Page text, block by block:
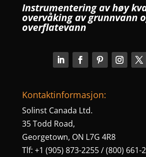
Instrumentering av høy
overvåking av grunnvann
overflatevann
Kontaktinformasjon:
Solinst Canada Ltd.
35 Todd Road,
Georgetown, ON L7G 4R8
Tlf: +1 (905) 873-2255 / (800) 661-